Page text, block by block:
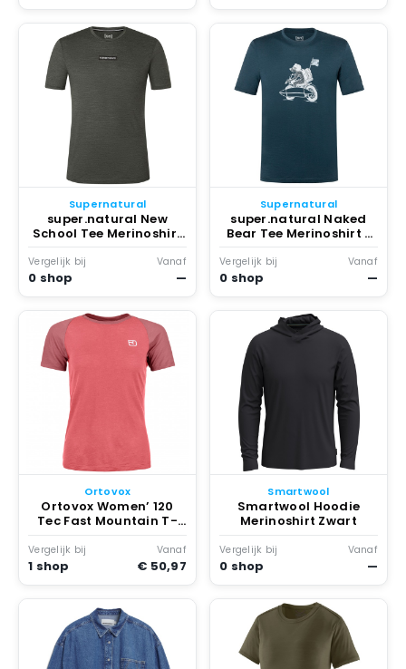
Supernatural
super.natural New
School Tee Merinoshirt
Grijs
Vergelijk bij
0 shop
Vanaf
—
Supernatural
super.natural Naked
Bear Tee Merinoshirt L
Blauw
Vergelijk bij
0 shop
Vanaf
—
Ortovox
Ortovox Women’ 120
Tec Fast Mountain T-
Shirt Merinoshirt Rood
Vergelijk bij
1 shop
Vanaf
€ 50,97
Smartwool
Smartwool Hoodie
Merinoshirt Zwart
Vergelijk bij
0 shop
Vanaf
—